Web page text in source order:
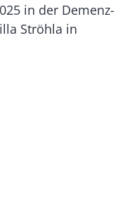
in der Demenz-
Ströhla in